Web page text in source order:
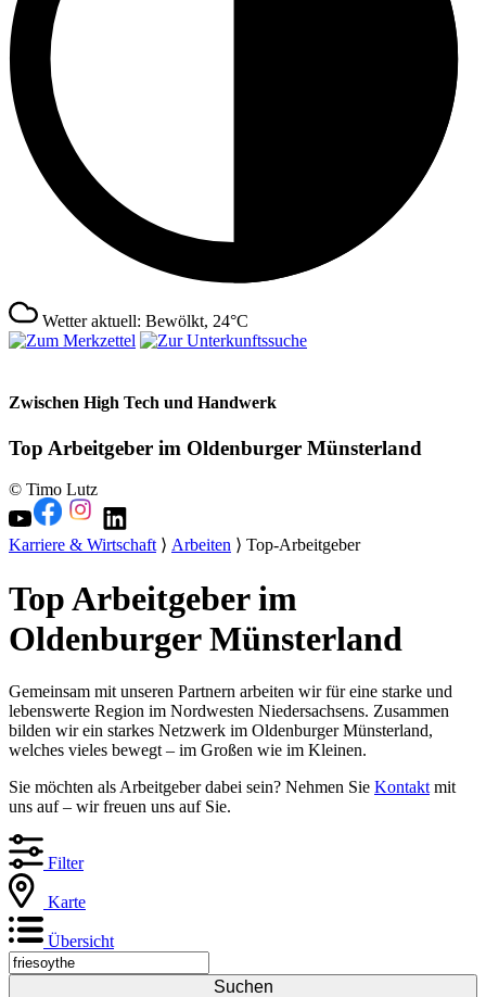
Wetter aktuell: Bewölkt, 24°C
Zwischen High Tech und Handwerk
Top Arbeitgeber im Oldenburger Münsterland
© Timo Lutz
Karriere & Wirtschaft⟩ Arbeiten ⟩ Top-Arbeitgeber
Top Arbeitgeber im
Oldenburger Münsterland
Gemeinsam mit unseren Partnern arbeiten wir für eine starke und
lebenswerte Region im Nordwesten Niedersachsens. Zusammen
bilden wir ein starkes Netzwerk im Oldenburger Münsterland,
welches vieles bewegt – im Großen wie im Kleinen.
Sie möchten als Arbeitgeber dabei sein? Nehmen Sie Kontakt mit
uns auf – wir freuen uns auf Sie.
Filter
Karte
Übersicht